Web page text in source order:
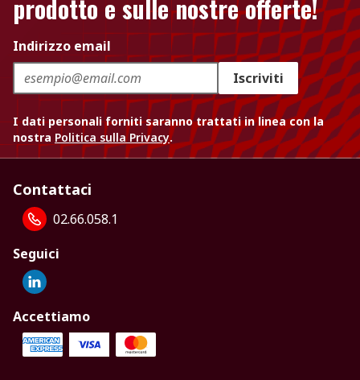
prodotto e sulle nostre offerte!
Indirizzo email
Iscriviti
I dati personali forniti saranno trattati in linea con la
nostra Politica sulla Privacy.
Contattaci
02.66.058.1
Seguici
Accettiamo